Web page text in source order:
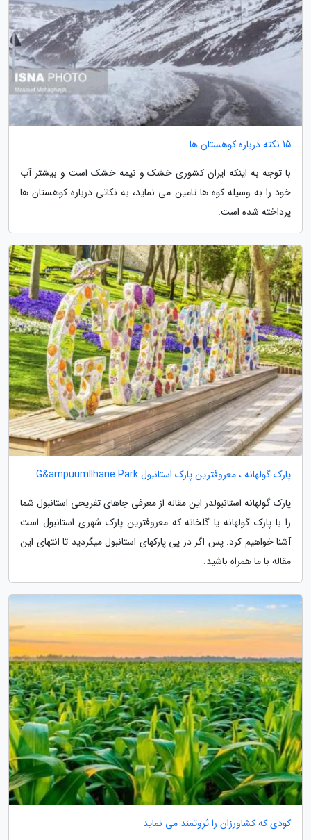
15 نکته درباره کوهستان ها
با توجه به اینکه ایران کشوری خشک و نیمه خشک است و بیشتر آب
خود را به وسیله کوه ها تامین می نماید، به نکاتی درباره کوهستان ها
پرداخته شده است.
پارک گولهانه ، معروفترین پارک استانبول G&ampuumllhane Park
پارک گولهانه استانبولدر این مقاله از معرفی جاهای تفریحی استانبول شما
را با پارک گولهانه یا گلخانه که معروفترین پارک شهری استانبول است
آشنا خواهیم کرد. پس اگر در پی پارکهای استانبول میگردید تا انتهای این
مقاله با ما همراه باشید.
کودی که کشاورزان را ثروتمند می نماید